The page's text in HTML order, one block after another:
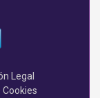
Legal
Cookies